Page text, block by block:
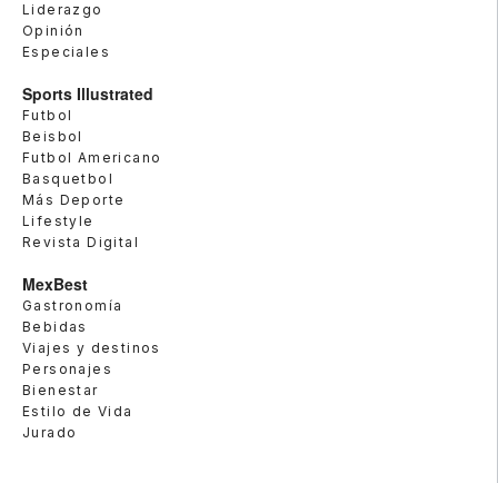
Liderazgo
Opinión
Especiales
Sports Illustrated
Futbol
Beisbol
Futbol Americano
Basquetbol
Más Deporte
Lifestyle
Revista Digital
MexBest
Gastronomía
Bebidas
Viajes y destinos
Personajes
Bienestar
Estilo de Vida
Jurado